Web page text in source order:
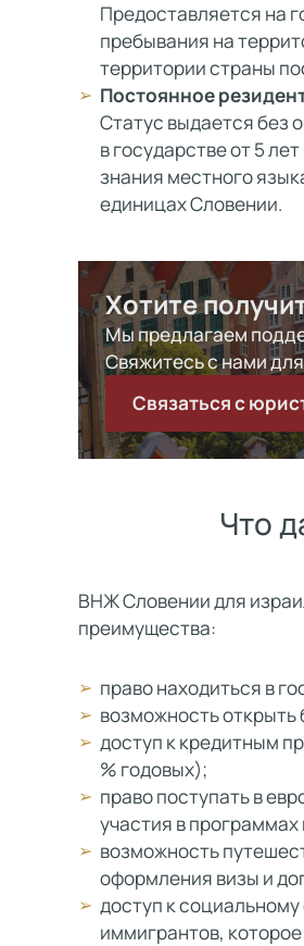
Предоставляется на
пребывания на
территории страны
Постоянное
Статус выдается без
в государстве от 5
знания местного
единицах Словении.
Хотите
Мы предлагаем
Свяжитесь с нами
Связаться с
Что
ВНЖ Словении для
преимущества:
право находиться в
возможность открыть
доступ к кредитным
% годовых);
право поступать в
участия в
возможность
оформления визы и
доступ к
иммигрантов,